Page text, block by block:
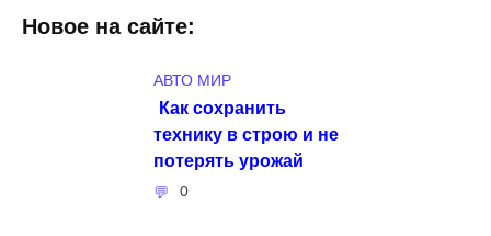
Новое на сайте:
АВТО МИР
Как сохранить
технику в строю и не
потерять урожай
0